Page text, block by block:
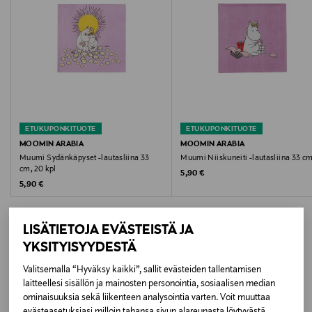
LISÄTIETOJA EVÄSTEISTÄ JA
YKSITYISYYDESTÄ
Valitsemalla “Hyväksy kaikki”, sallit evästeiden tallentamisen
laitteellesi sisällön ja mainosten personointia, sosiaalisen median
ominaisuuksia sekä liikenteen analysointia varten. Voit muuttaa
MULTICOLOR
Valmistusmaa
Suomi
1082645
Valmistaja
Fiskars Oyj
ETUKUPONKITUOTE
MOOMIN ARABIA
Muumi Sydänkäpyset -lautasliina 33
cm, 20 kpl
Original Price
5,90 €
ETUKUPONKITUOTE
MOOMIN ARABIA
Muumi Niiskuneiti -lautasliina 33
Original Price
5,90 €
LISÄÄ KIINNOSTAVIA